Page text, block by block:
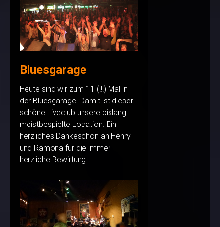
Bluesgarage
Heute sind wir zum 11 (!!!) Mal in
der Bluesgarage. Damit ist dieser
schöne Liveclub unsere bislang
meistbespielte Location. Ein
herzliches Dankeschön an Henry
und Ramona für die immer
herzliche Bewirtung.